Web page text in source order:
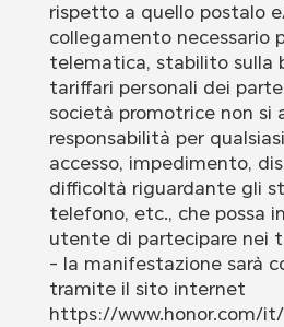
rispetto a quello postalo
collegamento necessario
telematica, stabilito sulla
tariffari personali dei
società promotrice non si
responsabilità per
accesso, impedimento,
difficoltà riguardante gli
telefono, etc., che possa
utente di partecipare nei
- la manifestazione sarà
tramite il sito internet
https://www.honor.com/it/